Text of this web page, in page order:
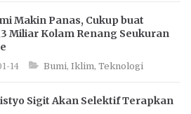
Makin Panas, Cukup buat
Miliar Kolam Renang Seukuran
14 Bumi Iklim Teknologi
Sigit Akan Selektif Terapkan